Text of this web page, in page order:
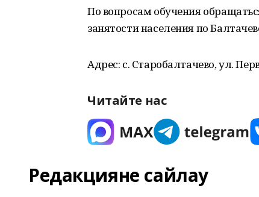
По вопросам обучения
занятости населения по
Адрес: с. Старобалтачево, ул.
Читайте нас
Редакцияне сайлау